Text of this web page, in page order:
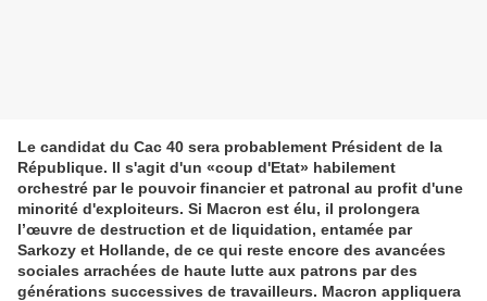
Le candidat du Cac 40 sera probablement Président de la
République. Il s'agit d'un «coup d'Etat» habilement
orchestré par le pouvoir financier et patronal au profit d'une
minorité d'exploiteurs. Si Macron est élu, il prolongera
l’œuvre de destruction et de liquidation, entamée par
Sarkozy et Hollande, de ce qui reste encore des avancées
sociales arrachées de haute lutte aux patrons par des
générations successives de travailleurs. Macron appliquera